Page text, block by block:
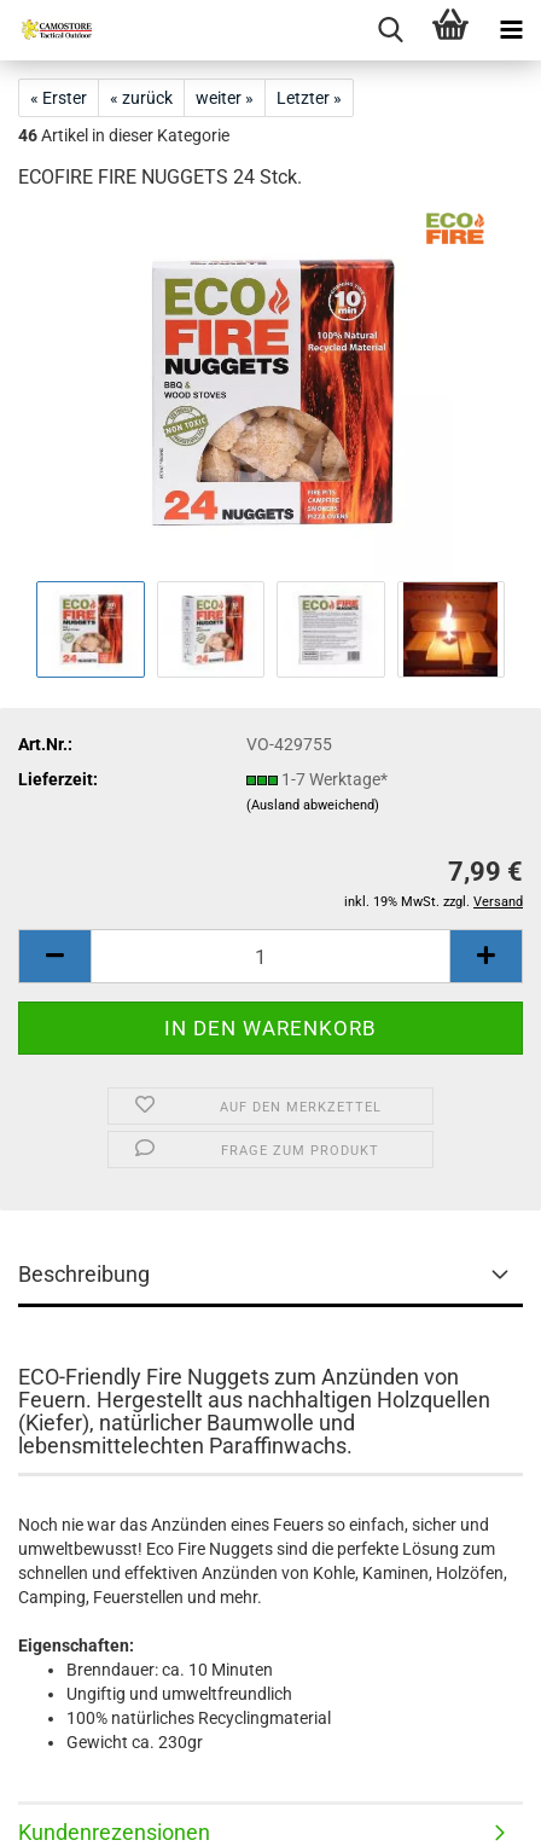
« Erster « zurück weiter »
Letzter »
46Artikel in dieser Kategorie
ECOFIRE FIRE NUGGETS 24 Stck.
Art.Nr.:
VO-429755
Lieferzeit:
1-7 Werktage*
(Ausland abweichend)
7,99 €
inkl. 19% MwSt. zzgl. Versand
AUF DEN MERKZETTEL
FRAGE ZUM PRODUKT
Beschreibung
ECO-Friendly Fire Nuggets zum Anzünden von
Feuern. Hergestellt aus nachhaltigen Holzquellen
(Kiefer), natürlicher Baumwolle und
lebensmittelechten Paraffinwachs.
Noch nie war das Anzünden eines Feuers so einfach, sicher und
umweltbewusst! Eco Fire Nuggets sind die perfekte Lösung zum
schnellen und effektiven Anzünden von Kohle, Kaminen, Holzöfen,
Camping, Feuerstellen und mehr.
Eigenschaften:
Brenndauer: ca. 10 Minuten
Ungiftig und umweltfreundlich
100% natürliches Recyclingmaterial
Gewicht ca. 230gr
Kundenrezensionen